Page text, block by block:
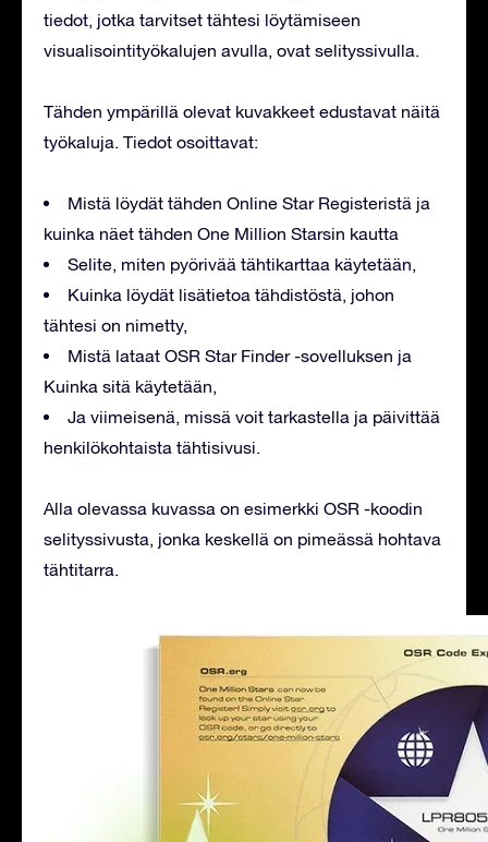
tiedot, jotka tarvitset tähtesi löytämiseen
visualisointityökalujen avulla, ovat selityssivulla.
Tähden ympärillä olevat kuvakkeet edustavat näitä
työkaluja. Tiedot osoittavat:
Mistä löydät tähden Online Star Registeristä ja
kuinka näet tähden One Million Starsin kautta
Selite, miten pyörivää tähtikarttaa käytetään,
Kuinka löydät lisätietoa tähdistöstä, johon
tähtesi on nimetty,
Mistä lataat OSR Star Finder -sovelluksen ja
Kuinka sitä käytetään,
Ja viimeisenä, missä voit tarkastella ja päivittää
henkilökohtaista tähtisivusi.
Alla olevassa kuvassa on esimerkki OSR -koodin
selityssivusta, jonka keskellä on pimeässä hohtava
tähtitarra.